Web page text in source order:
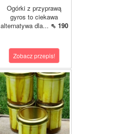
Ogórki z przyprawą
gyros to ciekawa
alternatywa dla... ⇖ 190
Zobacz przepis!